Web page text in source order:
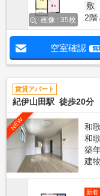
画像 : 35枚
敷
2階
空室確認 無
賃貸アパート
紀伊山田駅 徒歩20分
NEW
和
和
築
建
新着